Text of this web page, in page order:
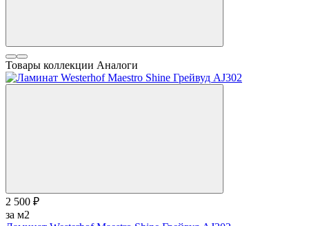
Товары коллекции Аналоги
2 500 ₽
за м2